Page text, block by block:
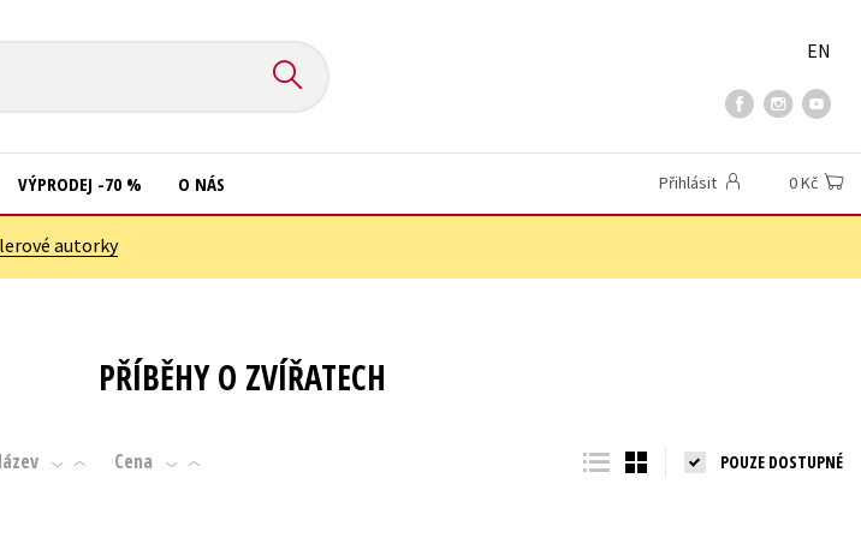
EN
Učebnice
VÝPRODEJ -70 % O NÁS Přihlásit 0 Kč
autorky
PŘÍBĚHY O ZVÍŘATECH
Cena POUZE DOSTUPNÉ